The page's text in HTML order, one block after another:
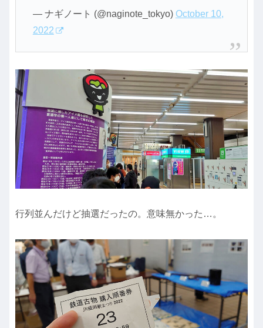
— ナギノート (@naginote_tokyo) October 10,
2022
行列並んだけど抽選だったの。意味無かった…。